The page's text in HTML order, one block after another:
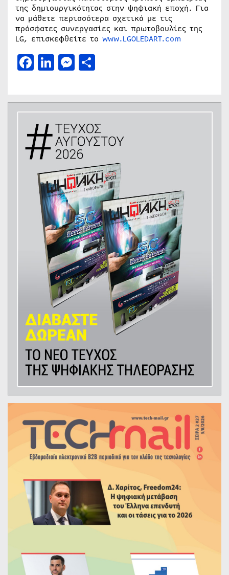
της δημιουργικότητας στην ψηφιακή εποχή. Για
να μάθετε περισσότερα σχετικά με τις
πρόσφατες συνεργασίες και πρωτοβουλίες της
LG, επισκεφθείτε το www.LGOLEDART.com
Facebook
LinkedIn
Messenger